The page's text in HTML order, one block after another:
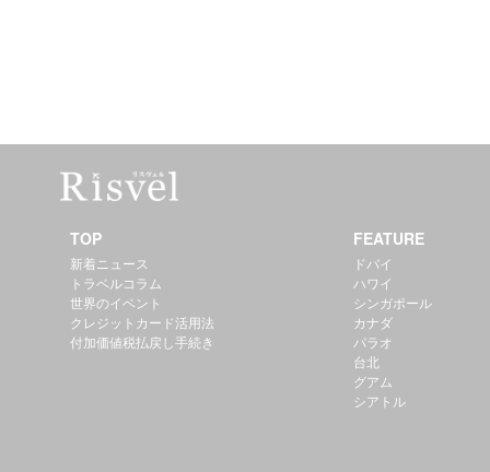
TOP
新着ニュース
トラベルコラム
世界のイベント
クレジットカード活用法
付加価値税払戻し手続き
FEATURE
ドバイ
ハワイ
シンガポール
カナダ
パラオ
台北
グアム
シアトル